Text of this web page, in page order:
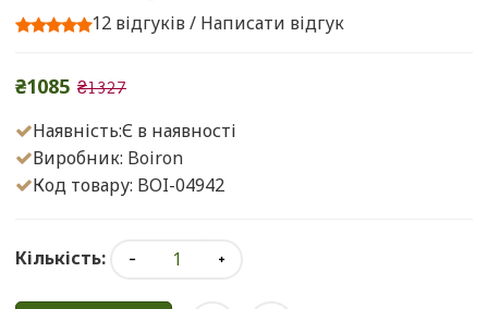
12 відгуків/ Написати відгук
₴1085 ₴1327
Наявність:Є в наявності
Виробник: Boiron
Код товару: BOI-04942
Кількість: